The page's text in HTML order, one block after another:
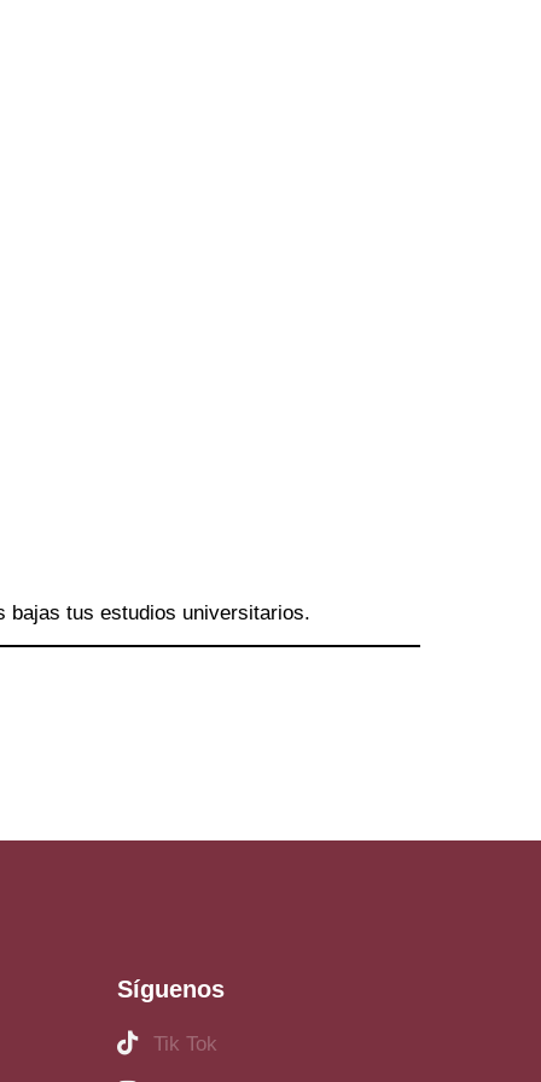
bajas tus estudios universitarios.
Síguenos
Tik Tok